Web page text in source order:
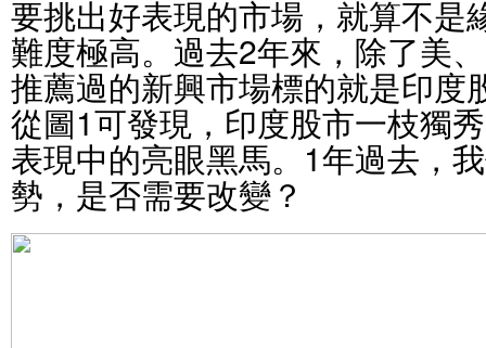
要挑出好表現的市場，就算不是
難度極高。過去2年來，除了美
推薦過的新興市場標的就是印度
從圖1可發現，印度股市一枝獨
表現中的亮眼黑馬。1年過去，
勢，是否需要改變？